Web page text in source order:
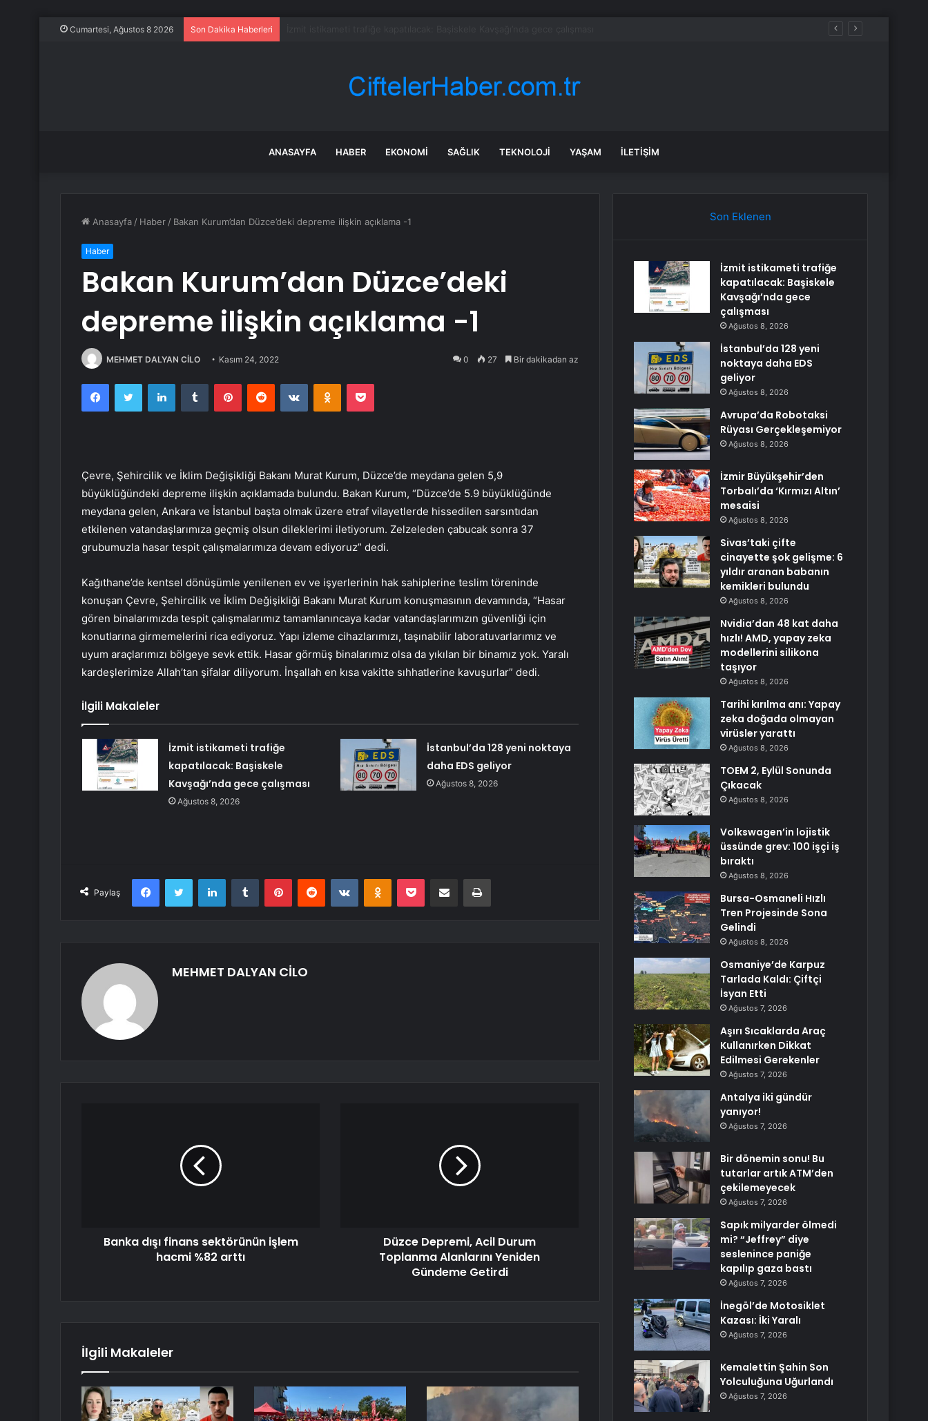
Cumartesi, Ağustos 8 2026 Son Dakika Haberleri
ANASAYFA HABER EKONOMI SAĞLIK TEKNOLOJI YAŞAM İLETIŞIM
Anasayfa / Haber / Bakan Kurum’dan Düzce’deki depreme ilişkin açıklama -1
Haber
Bakan Kurum’dan Düzce’deki
depreme ilişkin açıklama -1
MEHMET DALYAN CİLO Kasım 24, 2022 0 27 Bir dakikadan az
FacebookTwitter LinkedInTumblr PinterestReddit VKontakteOdnoklassniki
Pocket
Çevre, Şehircilik ve İklim Değişikliği Bakanı Murat Kurum, Düzce’de meydana gelen 5,9
büyüklüğündeki depreme ilişkin açıklamada bulundu. Bakan Kurum, “Düzce’de 5.9 büyüklüğünde
meydana gelen, Ankara ve İstanbul başta olmak üzere etraf vilayetlerde hissedilen sarsıntıdan
etkilenen vatandaşlarımıza geçmiş olsun dileklerimi iletiyorum. Zelzeleden çabucak sonra 37
grubumuzla hasar tespit çalışmalarımıza devam ediyoruz” dedi.
Kağıthane’de kentsel dönüşümle yenilenen ev ve işyerlerinin hak sahiplerine teslim töreninde
konuşan Çevre, Şehircilik ve İklim Değişikliği Bakanı Murat Kurum konuşmasının devamında, “Hasar
gören binalarımızda tespit çalışmalarımız tamamlanıncaya kadar vatandaşlarımızın güvenliği için
konutlarına girmemelerini rica ediyoruz. Yapı izleme cihazlarımızı, taşınabilir laboratuvarlarımız ve
uyum araçlarımızı bölgeye sevk ettik. Hasar görmüş binalarımız olsa da yıkılan bir binamız yok. Yaralı
kardeşlerimize Allah’tan şifalar diliyorum. İnşallah en kısa vakitte sıhhatlerine kavuşurlar” dedi.
İlgili Makaleler
İzmit istikameti trafiğe
kapatılacak: Başiskele
Kavşağı’nda gece çalışması
Ağustos 8, 2026
İstanbul’da 128 yeni noktaya
daha EDS geliyor
Ağustos 8, 2026
Paylaş
FacebookTwitter LinkedInTumblr PinterestReddit VKontakteOdnoklassniki
Pocket E-Posta ile paylaş Yazdır
MEHMET DALYAN CİLO
Banka dışı finans sektörünün işlem
hacmi %82 arttı
Düzce Depremi, Acil Durum
Toplanma Alanlarını Yeniden
Gündeme Getirdi
İlgili Makaleler
Son Eklenen
İzmit istikameti trafiğe
kapatılacak: Başiskele
Kavşağı’nda gece
çalışması
Ağustos 8, 2026
İstanbul’da 128 yeni
noktaya daha EDS
geliyor
Ağustos 8, 2026
Avrupa’da Robotaksi
Rüyası Gerçekleşemiyor
Ağustos 8, 2026
İzmir Büyükşehir’den
Torbalı’da ‘Kırmızı Altın’
mesaisi
Ağustos 8, 2026
Sivas’taki çifte
cinayette şok gelişme: 6
yıldır aranan babanın
kemikleri bulundu
Ağustos 8, 2026
Nvidia’dan 48 kat daha
hızlı! AMD, yapay zeka
modellerini silikona
taşıyor
Ağustos 8, 2026
Tarihi kırılma anı: Yapay
zeka doğada olmayan
virüsler yarattı
Ağustos 8, 2026
TOEM 2, Eylül Sonunda
Çıkacak
Ağustos 8, 2026
Volkswagen’in lojistik
üssünde grev: 100 işçi iş
bıraktı
Ağustos 8, 2026
Bursa-Osmaneli Hızlı
Tren Projesinde Sona
Gelindi
Ağustos 8, 2026
Osmaniye’de Karpuz
Tarlada Kaldı: Çiftçi
İsyan Etti
Ağustos 7, 2026
Aşırı Sıcaklarda Araç
Kullanırken Dikkat
Edilmesi Gerekenler
Ağustos 7, 2026
Antalya iki gündür
yanıyor!
Ağustos 7, 2026
Bir dönemin sonu! Bu
tutarlar artık ATM’den
çekilemeyecek
Ağustos 7, 2026
Sapık milyarder ölmedi
mi? “Jeffrey” diye
seslenince paniğe
kapılıp gaza bastı
Ağustos 7, 2026
İnegöl’de Motosiklet
Kazası: İki Yaralı
Ağustos 7, 2026
Kemalettin Şahin Son
Yolculuğuna Uğurlandı
Ağustos 7, 2026